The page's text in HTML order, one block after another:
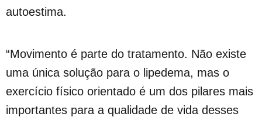
autoestima.
“Movimento é parte do tratamento. Não existe
uma única solução para o lipedema, mas o
exercício físico orientado é um dos pilares mais
importantes para a qualidade de vida desses